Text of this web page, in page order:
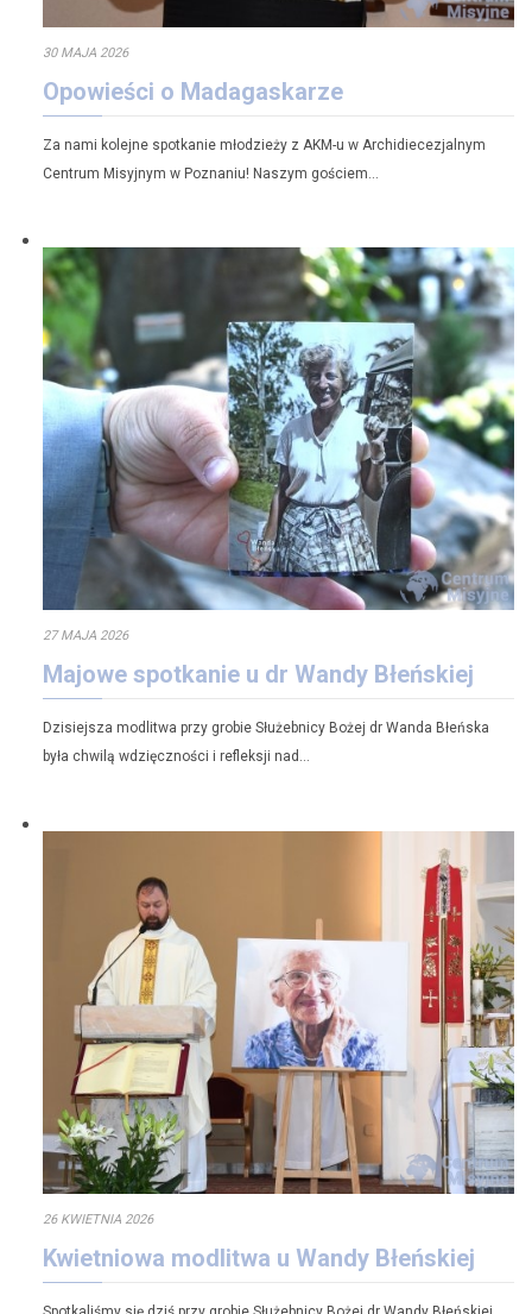
30 MAJA 2026
Opowieści o Madagaskarze
Za nami kolejne spotkanie młodzieży z AKM-u w Archidiecezjalnym
Centrum Misyjnym w Poznaniu! Naszym gościem…
27 MAJA 2026
Majowe spotkanie u dr Wandy Błeńskiej
Dzisiejsza modlitwa przy grobie Służebnicy Bożej dr Wanda Błeńska
była chwilą wdzięczności i refleksji nad…
26 KWIETNIA 2026
Kwietniowa modlitwa u Wandy Błeńskiej